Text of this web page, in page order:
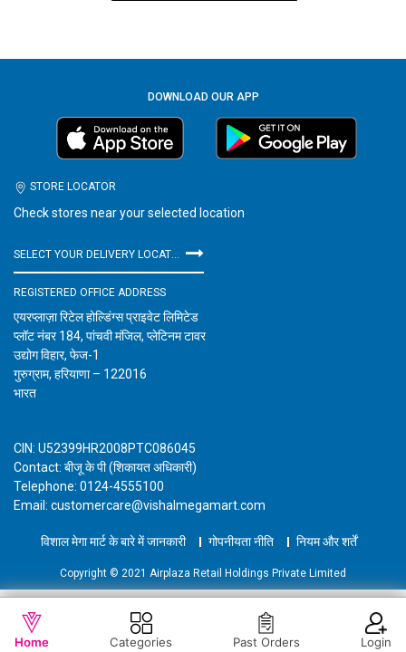
WISHLIST
DOWNLOAD OUR APP
STORE LOCATOR
Check stores near your selected location
REGISTERED OFFICE ADDRESS
एयरप्लाज़ा रिटेल होल्डिंग्स प्राइवेट लिमिटेड
प्लॉट नंबर 184, पांचवी मंजिल, प्लेटिनम टावर
उद्योग विहार, फेज-1
गुरुग्राम, हरियाणा – 122016
भारत
CIN: U52399HR2008PTC086045
Contact: बीजू के पी (शिकायत अधिकारी)
Telephone: 0124-4555100
Email: customercare@vishalmegamart.com
विशाल मेगा मार्ट के बारे में जानकारी गोपनीयता नीति नियम और शर्तें
Copyright © 2021 Airplaza Retail Holdings Private Limited
Home Categories Past Orders Login